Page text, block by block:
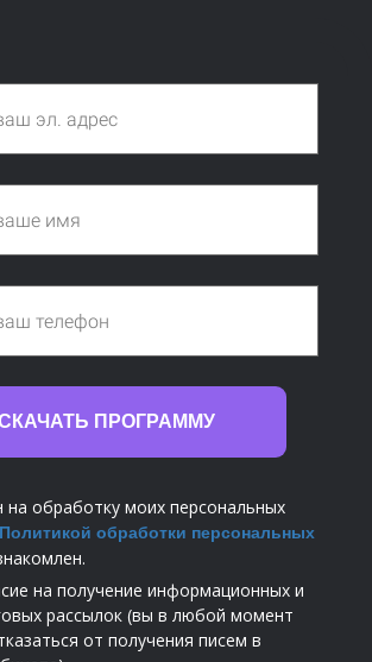
ПРОГРАММУ
на обработку моих персональных
Политикой обработки персональных
на получение информационных и
рассылок (вы в любой момент
от получения писем в